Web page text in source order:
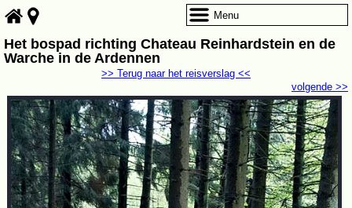
Het bospad richting Chateau Reinhardstein en de
Warche in de Ardennen
volgende >>
>> Terug naar het reisverslag <<
Menu